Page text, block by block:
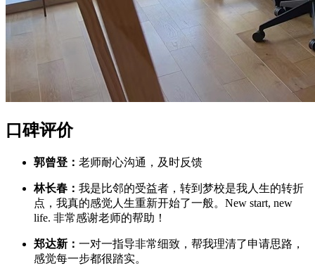
口碑评价
郭曾登： 老师耐心沟通，及时反馈
林长春： 我是比邻的受益者，转到梦校是我人生的转折
点，我真的感觉人生重新开始了一般。New start, new
life. 非常感谢老师的帮助！
郑达新： 一对一指导非常细致，帮我理清了申请思路，
感觉每一步都很踏实。